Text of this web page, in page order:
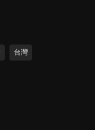
台灣